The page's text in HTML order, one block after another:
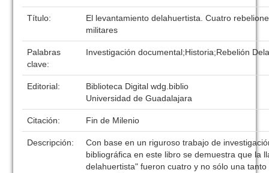
Título:
El levantamiento delahuertista. Cuatro
militares
Palabras
clave:
Investigación documental;Historia;Rebelión
Editorial:
Biblioteca Digital wdg.biblio
Universidad de Guadalajara
Citación: Fin de Milenio
Descripción:
Con base en un riguroso trabajo de
bibliográfica en este libro se demuestra que la
delahuertista" fueron cuatro y no sólo una